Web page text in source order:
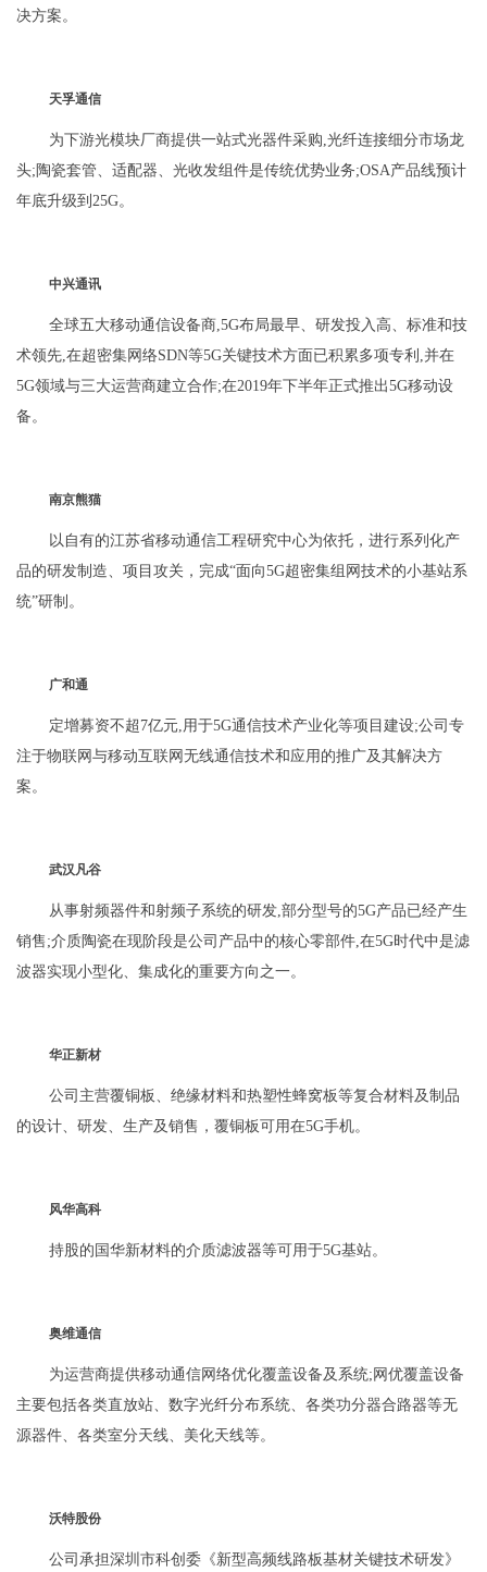
决方案。
天孚通信
为下游光模块厂商提供一站式光器件采购,光纤连接细分市场龙
头;陶瓷套管、适配器、光收发组件是传统优势业务;OSA产品线预计
年底升级到25G。
中兴通讯
全球五大移动通信设备商,5G布局最早、研发投入高、标准和技
术领先,在超密集网络SDN等5G关键技术方面已积累多项专利,并在
5G领域与三大运营商建立合作;在2019年下半年正式推出5G移动设
备。
南京熊猫
以自有的江苏省移动通信工程研究中心为依托，进行系列化产
品的研发制造、项目攻关，完成“面向5G超密集组网技术的小基站系
统”研制。
广和通
定增募资不超7亿元,用于5G通信技术产业化等项目建设;公司专
注于物联网与移动互联网无线通信技术和应用的推广及其解决方
案。
武汉凡谷
从事射频器件和射频子系统的研发,部分型号的5G产品已经产生
销售;介质陶瓷在现阶段是公司产品中的核心零部件,在5G时代中是滤
波器实现小型化、集成化的重要方向之一。
华正新材
公司主营覆铜板、绝缘材料和热塑性蜂窝板等复合材料及制品
的设计、研发、生产及销售，覆铜板可用在5G手机。
风华高科
持股的国华新材料的介质滤波器等可用于5G基站。
奥维通信
为运营商提供移动通信网络优化覆盖设备及系统;网优覆盖设备
主要包括各类直放站、数字光纤分布系统、各类功分器合路器等无
源器件、各类室分天线、美化天线等。
沃特股份
公司承担深圳市科创委《新型高频线路板基材关键技术研发》